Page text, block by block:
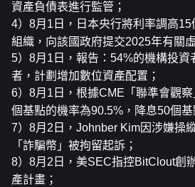
資產負債表進行監管；
4）8月1日，日本央行將利率調高
組織，向該國政府提交2025年有關
5）8月1日，報告：54%的機構投資
者，計劃增加數位資產配置；
6）8月1日，根據CME「聯準會觀
個基點的機率為90.5%，降息50個基
7）8月2日，Johnber Kim因涉嫌操
「詐騙幣」被拘留起訴；
8）8月2日，美SEC指控BitClout創
產計畫；